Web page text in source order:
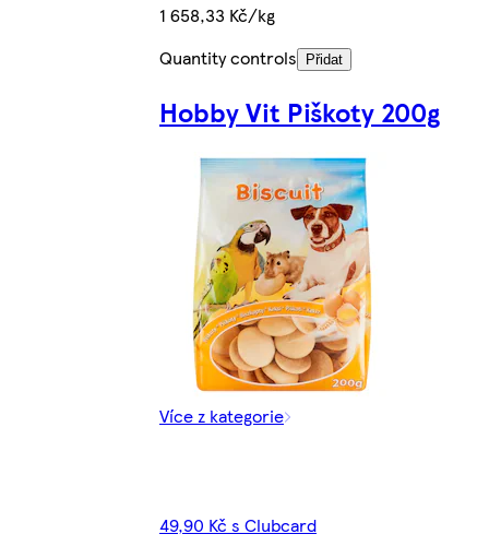
1 658,33 Kč/kg
Quantity controls
Přidat
Hobby Vit Piškoty 200g
Více z kategorie
49,90 Kč s Clubcard